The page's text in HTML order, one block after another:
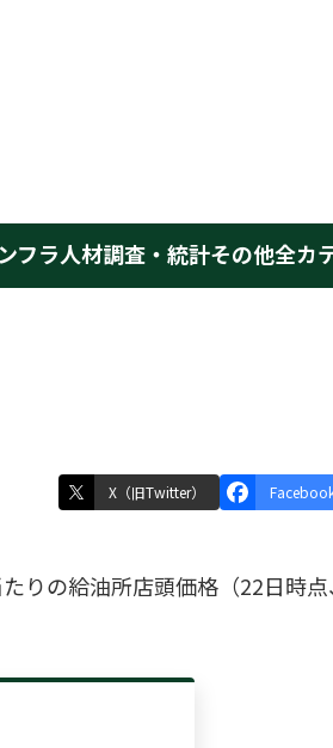
フラ人材調査・統計その他全カ
X（旧Twitter）
りの給油所店頭価格（22日時点、